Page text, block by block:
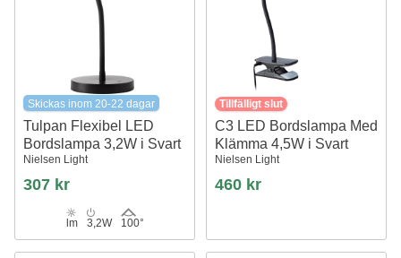
Skickas inom 20-22 dagar
Tulpan Flexibel LED
Bordslampa 3,2W i Svart
Nielsen Light
307 kr
lm 3,2W 100°
Tillfälligt slut
C3 LED Bordslampa Med
Klämma 4,5W i Svart
Nielsen Light
460 kr